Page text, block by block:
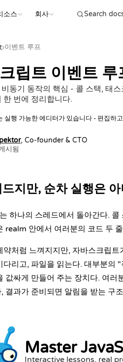
소스 회사
›이벤트 루프
립트 이벤트 루
동기 동작의 핵심 - 콜 스택, 태
한 번에 정리합니다.
실행 가능한 에디터가 있습니다 - 편집하
, Co-founder & CTO
시됨
지만, 순차 실행은
하나의 스레드에서 돌아간다.
realm 안에서 여러분의 코드 두
약처럼 느껴지지만, 자바스크립
다리고, 파일을 읽는다. 대부분의
값싸게 만들어 주는 장치다. 여
결과가 준비되면 알림을 받는 구
Master
Interactive lessons, real